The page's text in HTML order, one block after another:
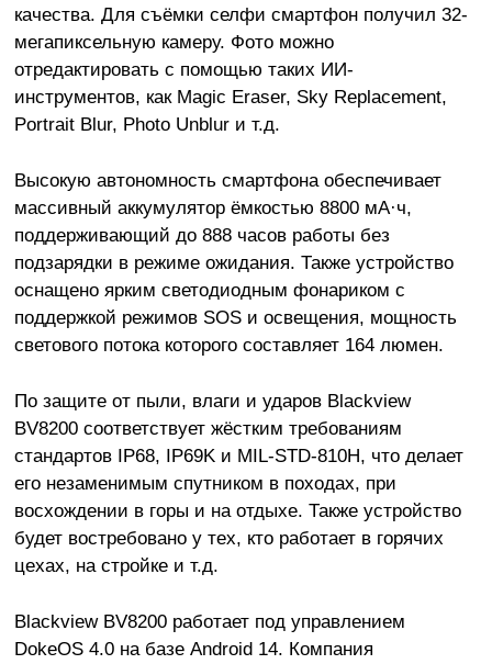
качества. Для съёмки селфи смартфон получил 32-
мегапиксельную камеру. Фото можно
отредактировать с помощью таких ИИ-
инструментов, как Magic Eraser, Sky Replacement,
Portrait Blur, Photo Unblur и т.д.
Высокую автономность смартфона обеспечивает
массивный аккумулятор ёмкостью 8800 мА·ч,
поддерживающий до 888 часов работы без
подзарядки в режиме ожидания. Также устройство
оснащено ярким светодиодным фонариком с
поддержкой режимов SOS и освещения, мощность
светового потока которого составляет 164 люмен.
По защите от пыли, влаги и ударов Blackview
BV8200 соответствует жёстким требованиям
стандартов IP68, IP69K и MIL-STD-810H, что делает
его незаменимым спутником в походах, при
восхождении в горы и на отдыхе. Также устройство
будет востребовано у тех, кто работает в горячих
цехах, на стройке и т.д.
Blackview BV8200 работает под управлением
DokeOS 4.0 на базе Android 14. Компания